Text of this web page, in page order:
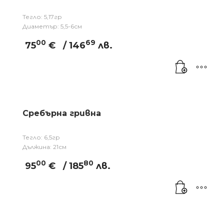
Тегло: 5,17гр
Диаметър: 5,5-6см
7500 € / 14669 лв.
Сребърна гривна
Тегло: 6,5гр
Дължина: 21см
9500 € / 18580 лв.